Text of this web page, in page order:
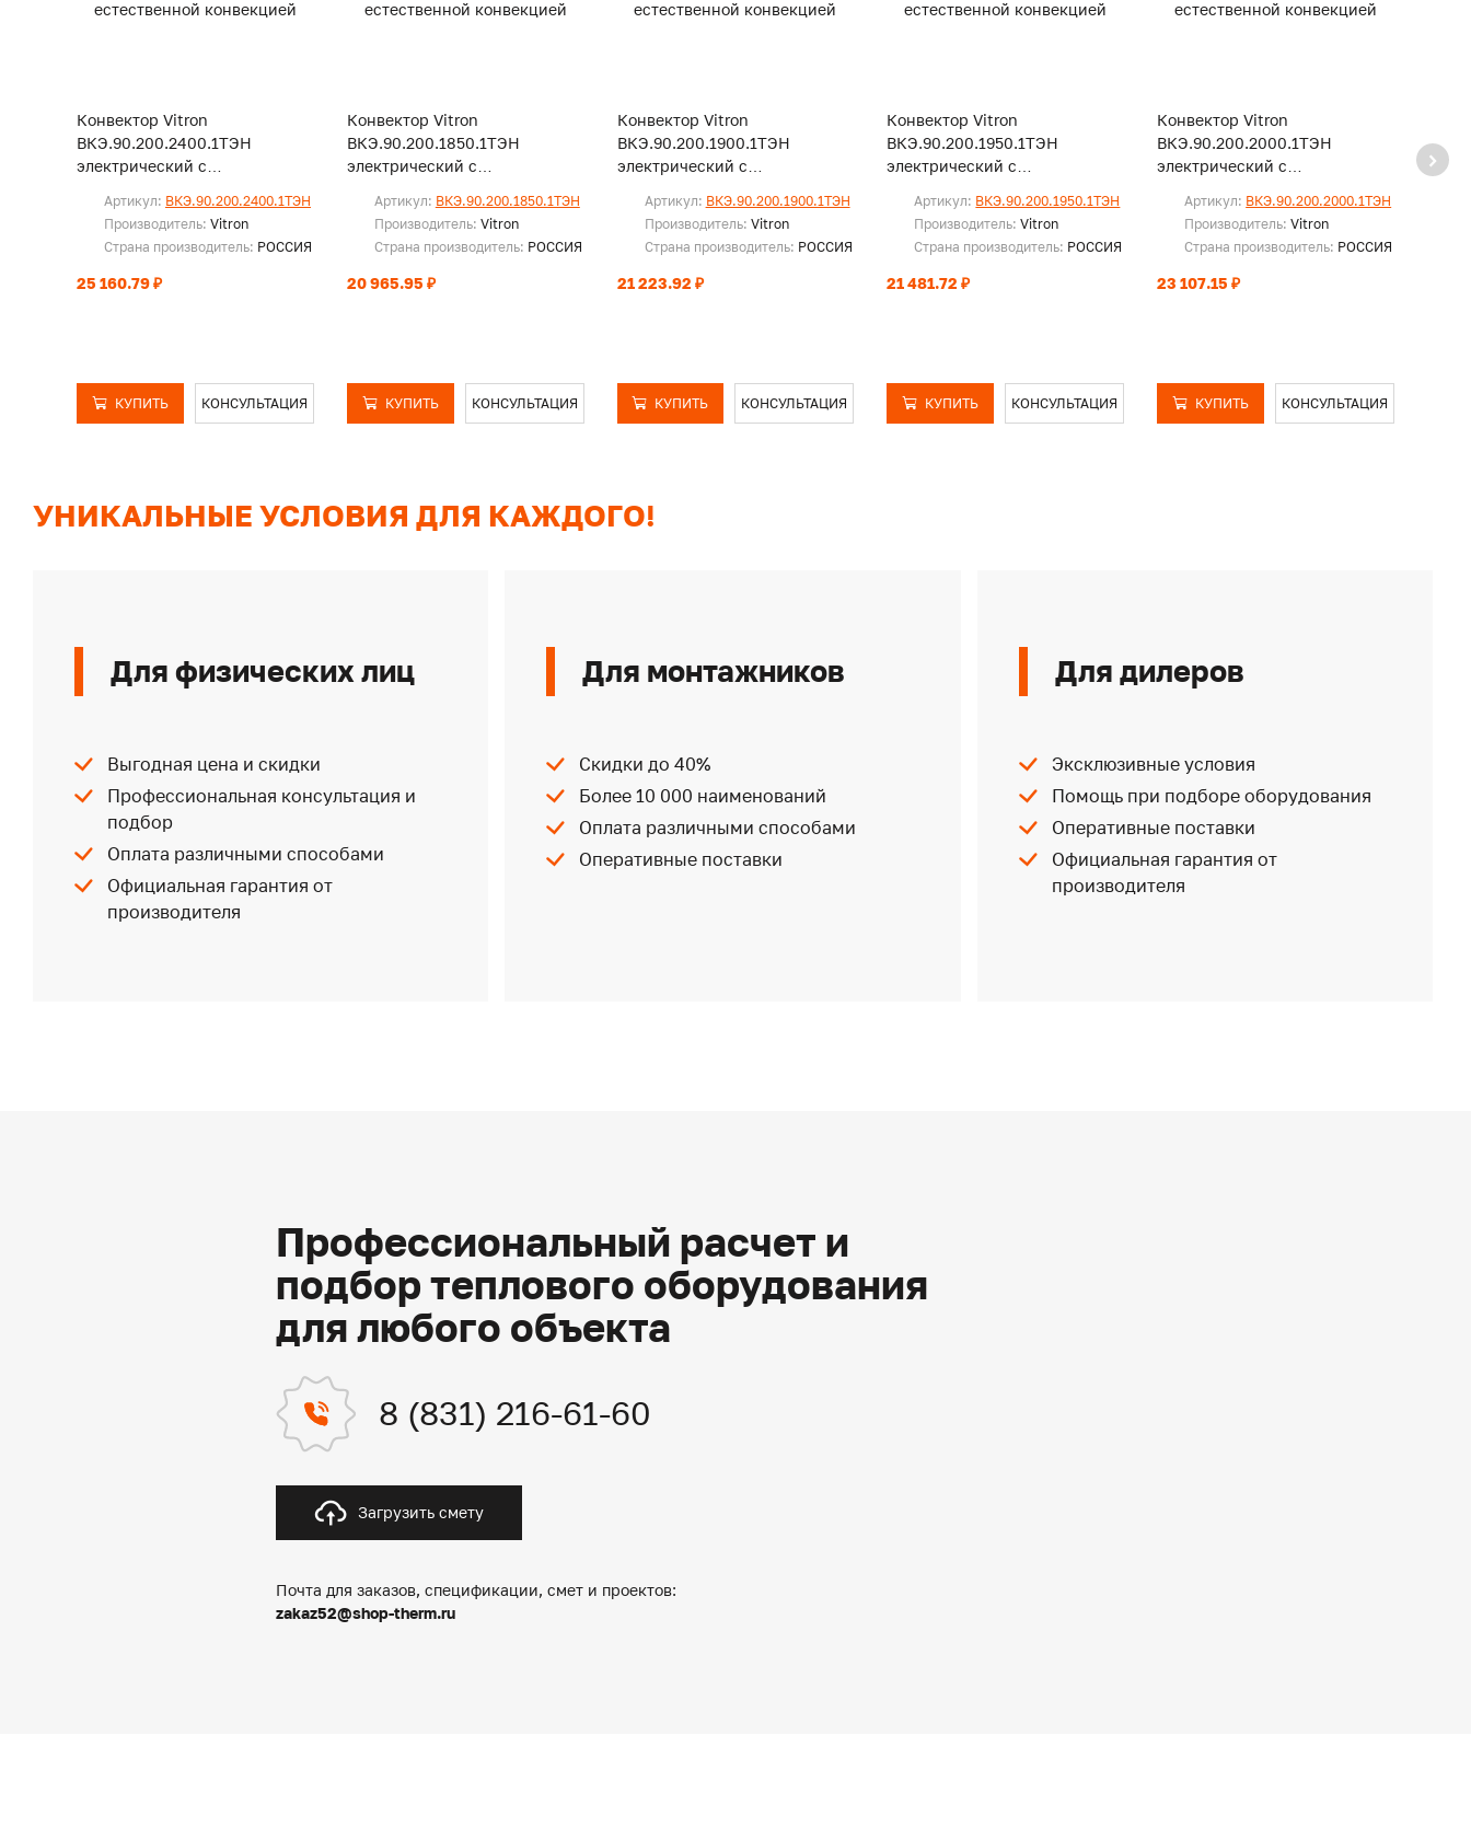
Конвектор Vitron
ВКЭ.90.200.2400.1ТЭН
электрический с
Артикул: ВКЭ.90.200.2400.1ТЭН
Производитель: Vitron
Страна производитель: РОССИЯ
25 160.79 ₽
КУПИТЬ КОНСУЛЬТАЦИЯ
Конвектор Vitron
ВКЭ.90.200.1850.1ТЭН
электрический с
Артикул: ВКЭ.90.200.1850.1ТЭН
Производитель: Vitron
Страна производитель: РОССИЯ
20 965.95 ₽
КУПИТЬ КОНСУЛЬТАЦИЯ
Конвектор Vitron
ВКЭ.90.200.1900.1ТЭН
электрический с
Артикул: ВКЭ.90.200.1900.1ТЭН
Производитель: Vitron
Страна производитель: РОССИЯ
21 223.92 ₽
КУПИТЬ КОНСУЛЬТАЦИЯ
Конвектор Vitron
ВКЭ.90.200.1950.1ТЭН
электрический с
Артикул: ВКЭ.90.200.1950.1ТЭН
Производитель:Vitron
Страна производитель: РОССИЯ
21 481.72 ₽
КУПИТЬ КОНСУЛЬТАЦИЯ
Конвектор Vitron
ВКЭ.90.200.2000.1ТЭН
электрический с
Артикул: ВКЭ.90.200.2000.1ТЭН
Производитель:Vitron
Страна производитель: РОССИЯ
23 107.15 ₽
КУПИТЬ КОНСУЛЬТАЦИЯ
УНИКАЛЬНЫЕ УСЛОВИЯ ДЛЯ КАЖДОГО!
Для физических лиц
Выгодная цена и скидки
Профессиональная консультация и
подбор
Оплата различными способами
Официальная гарантия от
производителя
Для монтажников
Скидки до 40%
Более 10 000 наименований
Оплата различными способами
Оперативные поставки
Для дилеров
Эксклюзивные условия
Помощь при подборе оборудования
Оперативные поставки
Официальная гарантия от
производителя
Профессиональный расчет и
подбор теплового оборудования
для любого объекта
8 (831) 216-61-60
Загрузить смету
Почта для заказов, спецификации, смет и проектов:
zakaz52@shop-therm.ru